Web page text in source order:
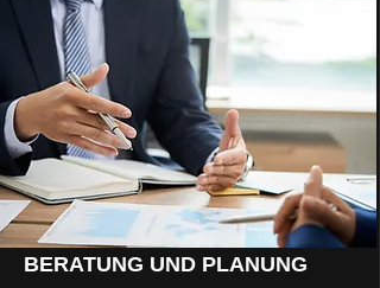
BERATUNG UND PLANUNG